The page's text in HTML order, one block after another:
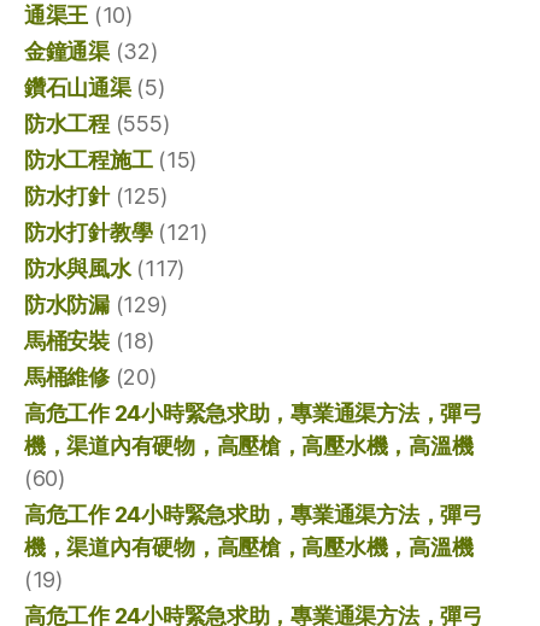
通渠王 (10)
金鐘通渠(32)
鑽石山通渠(5)
防水工程(555)
防水工程施工(15)
防水打針(125)
防水打針教學(121)
防水與風水(117)
防水防漏(129)
馬桶安裝(18)
馬桶維修(20)
高危工作 24小時緊急求助，專業通渠方法，彈弓
機，渠道內有硬物，高壓槍，高壓水機，高溫機
(60)
高危工作 24小時緊急求助，專業通渠方法，彈弓
機，渠道內有硬物，高壓槍，高壓水機，高溫機
(19)
高危工作 24小時緊急求助，專業通渠方法，彈弓